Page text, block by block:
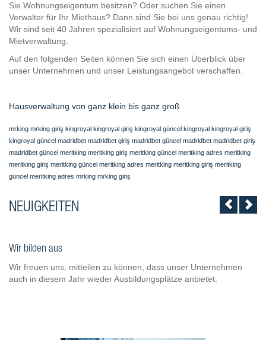
Sie Wohnungseigentum besitzen? Oder suchen Sie einen
Verwalter für Ihr Miethaus? Dann sind Sie bei uns genau richtig!
Wir sind seit 40 Jahren spezialisiert auf Wohnungseigentums- und
Mietverwaltung.
Auf den folgenden Seiten können Sie sich einen Überblick über
unser Unternehmen und unser Leistungsangebot verschaffen.
Hausverwaltung von ganz klein bis ganz groß
mrking mrking giriş kingroyal kingroyal giriş kingroyal güncel kingroyal kingroyal giriş
kingroyal güncel madridbet madridbet giriş madridbet güncel madridbet madridbet giriş
madridbet güncel meritking meritking giriş meritking güncel meritking adres meritking
meritking giriş meritking güncel meritking adres meritking meritking giriş meritking
güncel meritking adres mrking mrking giriş
NEUIGKEITEN
Wir bilden aus
Wir freuen uns, mitteilen zu können, dass unser Unternehmen
auch in diesem Jahr wieder Ausbildungsplätze anbietet.